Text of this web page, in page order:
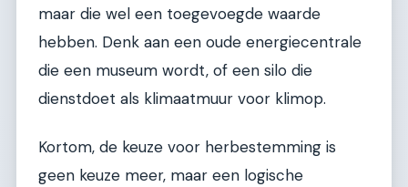
maar die wel een toegevoegde waarde
hebben. Denk aan een oude energiecentrale
die een museum wordt, of een silo die
dienstdoet als klimaatmuur voor klimop.
Kortom, de keuze voor herbestemming is
geen keuze meer, maar een logische